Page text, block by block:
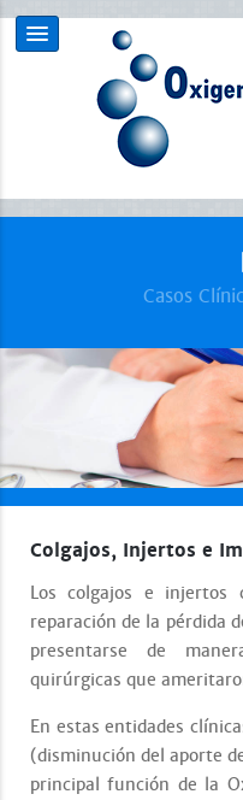
Casos
Colgajos, Injertos e
Los colgajos e injertos
reparación de la pérdida
presentarse de
quirúrgicas que
En estas entidades
(disminución del aporte
principal función de la